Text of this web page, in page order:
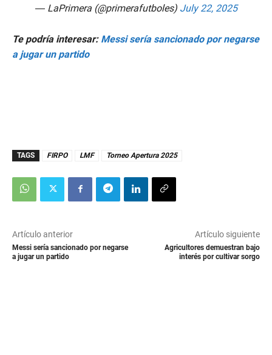
— LaPrimera (@primerafutboles) July 22, 2025
Te podría interesar: Messi sería sancionado por negarse
a jugar un partido
TAGS FIRPO LMF Torneo Apertura 2025
Artículo anterior
Messi sería sancionado por negarse
a jugar un partido
Artículo siguiente
Agricultores demuestran bajo
interés por cultivar sorgo